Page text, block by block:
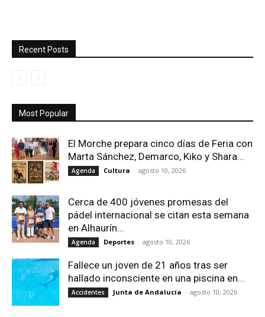
Recent Posts
Most Popular
El Morche prepara cinco días de Feria con
Marta Sánchez, Demarco, Kiko y Shara...
Agenda Cultura - agosto 10, 2026
Cerca de 400 jóvenes promesas del
pádel internacional se citan esta semana
en Alhaurín...
Agenda Deportes - agosto 10, 2026
Fallece un joven de 21 años tras ser
hallado inconsciente en una piscina en...
Accidentes Junta de Andalucía - agosto 10, 2026